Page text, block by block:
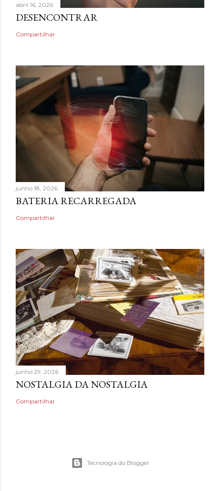
abril 16, 2026
DESENCONTRAR
Compartilhar
junho 18, 2026
BATERIA RECARREGADA
Compartilhar
junho 29, 2026
NOSTALGIA DA NOSTALGIA
Compartilhar
Tecnologia do Blogger